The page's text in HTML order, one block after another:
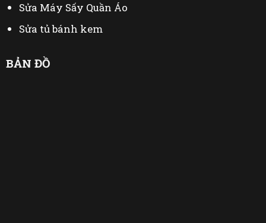
Sửa Máy Sấy Quần Áo
Sửa tủ bánh kem
BẢN ĐỒ